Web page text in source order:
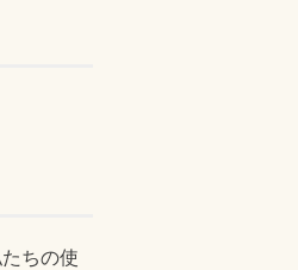
ちの使